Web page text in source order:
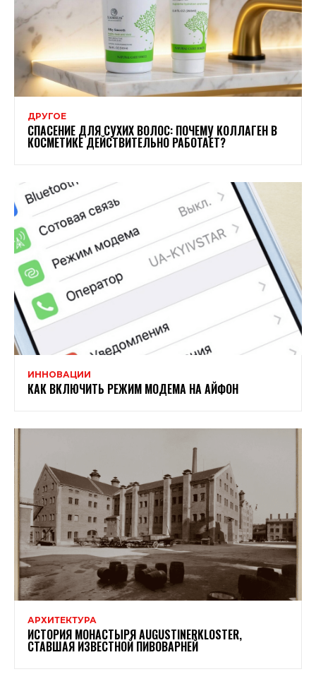
ДРУГОЕ
СПАСЕНИЕ ДЛЯ СУХИХ ВОЛОС: ПОЧЕМУ КОЛЛАГЕН В
КОСМЕТИКЕ ДЕЙСТВИТЕЛЬНО РАБОТАЕТ?
ИННОВАЦИИ
КАК ВКЛЮЧИТЬ РЕЖИМ МОДЕМА НА АЙФОН
АРХИТЕКТУРА
ИСТОРИЯ МОНАСТЫРЯ AUGUSTINERKLOSTER,
СТАВШАЯ ИЗВЕСТНОЙ ПИВОВАРНЕЙ